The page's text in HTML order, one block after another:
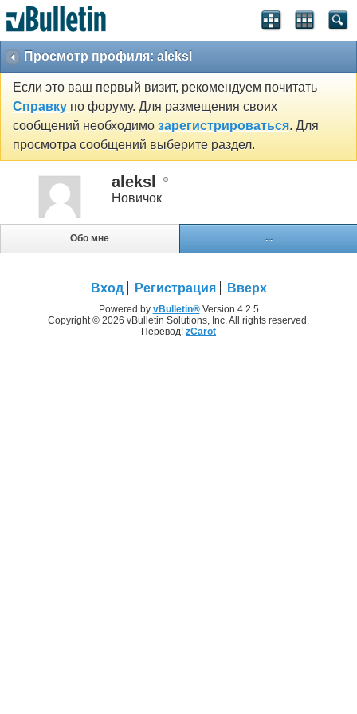
Просмотр профиля: aleksl
Если это ваш первый визит, рекомендуем почитать
Справку по форуму. Для размещения своих
сообщений необходимо зарегистрироваться. Для
просмотра сообщений выберите раздел.
aleksl
Новичок
Обо мне ...
Вход Регистрация Вверх
Powered by vBulletin®Version 4.2.5
Copyright © 2026 vBulletin Solutions, Inc. All rights reserved.
Перевод: zCarot